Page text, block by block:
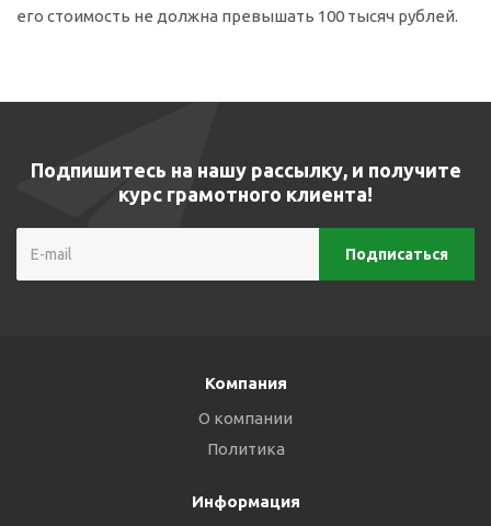
его стоимость не должна превышать 100 тысяч рублей.
Подпишитесь на нашу рассылку, и получите
курс грамотного клиента!
Компания
О компании
Политика
Информация